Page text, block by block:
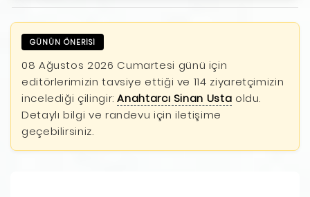
GÜNÜN ÖNERİSİ
08 Ağustos 2026 Cumartesi günü için
editörlerimizin tavsiye ettiği ve 114 ziyaretçimizin
incelediği çilingir:Anahtarcı Sinan Usta oldu.
Detaylı bilgi ve randevu için iletişime
geçebilirsiniz.